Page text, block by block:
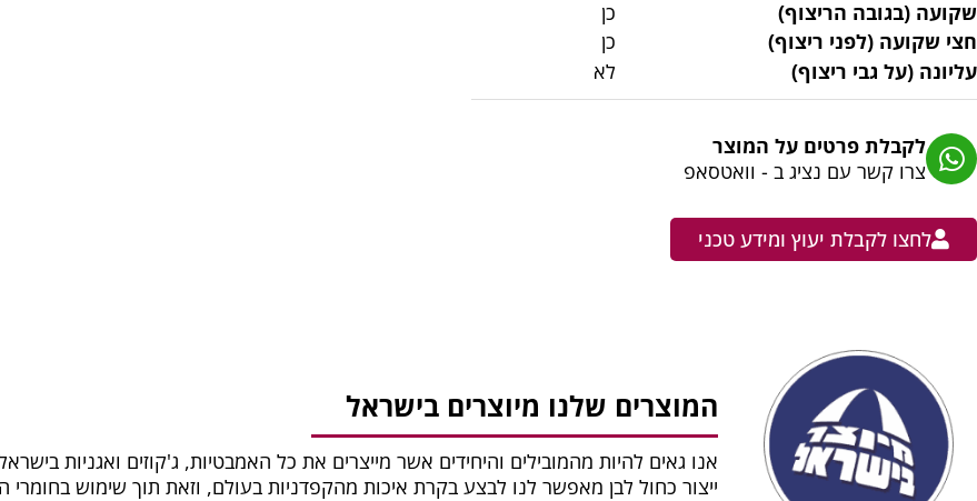
שקועה (בגובה הריצוף)
כן
חצי שקועה (לפני ריצוף)
כן
עליונה (על גבי ריצוף)
לא
לקבלת פרטים על המוצר
צרו קשר עם נציג ב - וואטסאפ
לחצו לקבלת יעוץ ומידע טכני
המוצרים שלנו מיוצרים בישראל
אנו גאים להיות מהמובילים והיחידים אשר מייצרים את כל האמבטיות, ג'קוזים ואגניות
ייצור כחול לבן מאפשר לנו לבצע בקרת איכות מהקפדניות בעולם, וזאת תוך שימוש בחומרי